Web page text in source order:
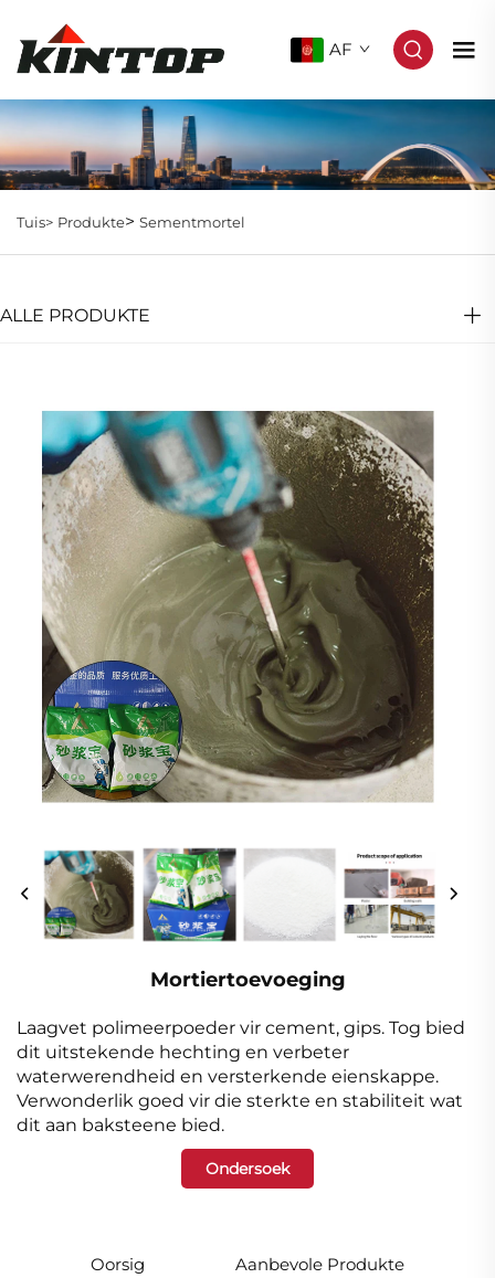
AF
Tuis> Produkte> Sementmortel
ALLE PRODUKTE
Mortiertoevoeging
Laagvet polimeerpoeder vir cement, gips. Tog bied
dit uitstekende hechting en verbeter
waterwerendheid en versterkende eienskappe.
Verwonderlik goed vir die sterkte en stabiliteit wat
dit aan baksteene bied.
Ondersoek
Oorsig Aanbevole Produkte